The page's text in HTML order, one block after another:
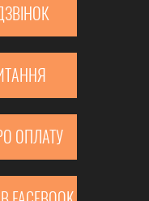
ОПЛАТУ